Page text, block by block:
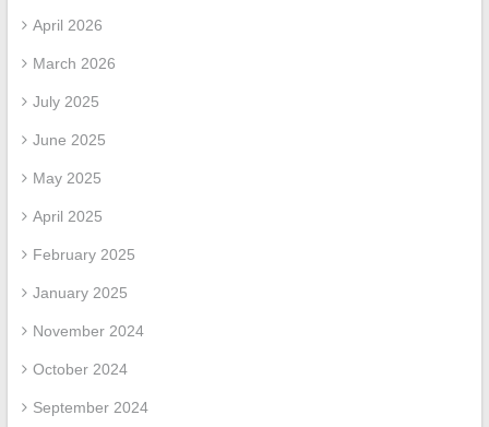
April 2026
March 2026
July 2025
June 2025
May 2025
April 2025
February 2025
January 2025
November 2024
October 2024
September 2024